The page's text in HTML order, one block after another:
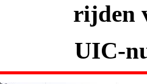
rijden
UIC-